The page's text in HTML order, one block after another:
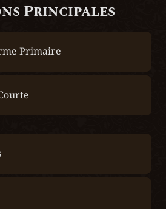
Principales
Primaire